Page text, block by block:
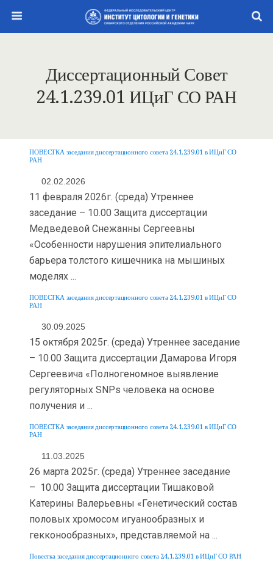
Диссертационный Совет
24.1.239.01 ИЦиГ СО РАН
ПОВЕСТКА заседания диссертационного совета 24.1.239.01 в ИЦиГ СО
РАН
02.02.2026
11 февраля 2026г. (среда) Утреннее
заседание – 10.00 Защита диссертации
Медведевой Снежанны Сергеевны
«Особенности нарушения эпителиального
барьера толстого кишечника на мышиных
моделях ...
ПОВЕСТКА заседания диссертационного совета 24.1.239.01 в ИЦиГ СО
РАН
30.09.2025
15 октября 2025г. (среда) Утреннее заседание
– 10.00 Защита диссертации Дамарова Игоря
Сергеевича «Полногеномное выявление
регуляторных SNPs человека на основе
получения и ...
ПОВЕСТКА заседания диссертационного совета 24.1.239.01 в ИЦиГ СО
РАН
11.03.2025
26 марта 2025г. (среда) Утреннее заседание
– 10.00 Защита диссертации Тишаковой
Катерины Валерьевны «Генетический состав
половых хромосом игуанообразных и
гекконообразных», представляемой на ...
Повестка заседания диссертационного совета 24.1.239.01 в ИЦиГ СО РАН